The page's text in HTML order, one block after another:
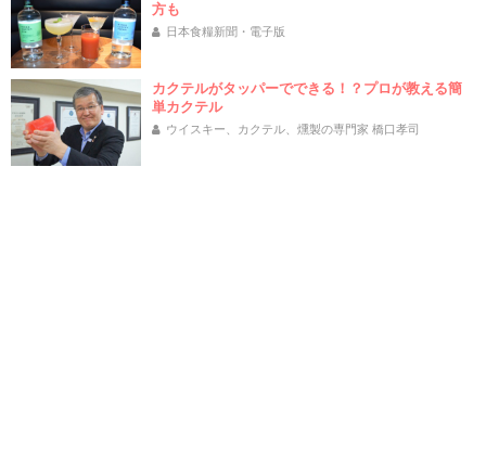
方も
日本食糧新聞・電子版
カクテルがタッパーでできる！？プロが教える簡
単カクテル
ウイスキー、カクテル、燻製の専門家 橋口孝司